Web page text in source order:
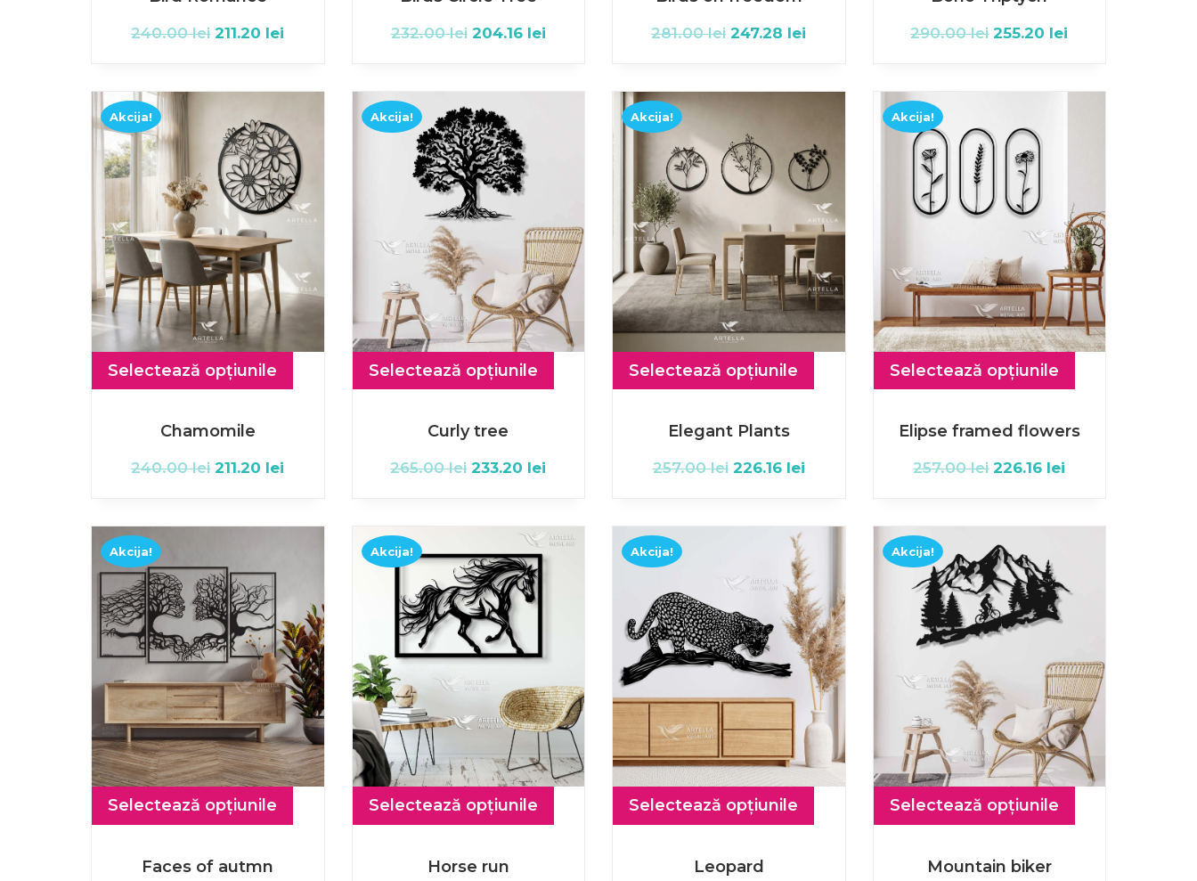
240.00lei 211.20 lei 232.00lei 204.16 lei 281.00lei 247.28 lei 290.00lei 255.20 lei
Akcija!
Selectează opțiunile
Chamomile
240.00lei 211.20 lei
Akcija!
Selectează opțiunile
Curly tree
265.00lei 233.20 lei
Akcija!
Selectează opțiunile
Elegant Plants
257.00lei 226.16 lei
Akcija!
Selectează opțiunile
Elipse framed flowers
257.00lei 226.16 lei
Akcija!
Selectează opțiunile
Faces of autmn
Akcija!
Selectează opțiunile
Horse run
Akcija!
Selectează opțiunile
Leopard
Akcija!
Selectează opțiunile
Mountain biker